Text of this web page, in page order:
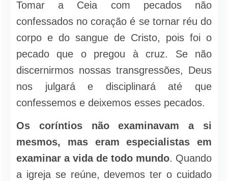
Tomar a Ceia com pecados não
confessados no coração é se tornar réu do
corpo e do sangue de Cristo, pois foi o
pecado que o pregou à cruz. Se não
discernirmos nossas transgressões, Deus
nos julgará e disciplinará até que
confessemos e deixemos esses pecados.
Os coríntios não examinavam a si
mesmos, mas eram especialistas em
examinar a vida de todo mundo. Quando
a igreja se reúne, devemos ter o cuidado